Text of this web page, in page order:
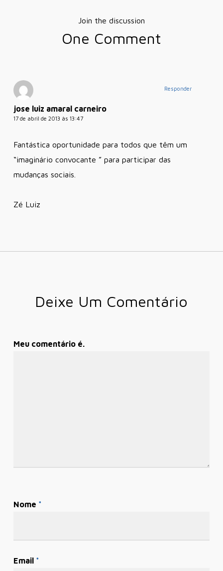
Join the discussion
One Comment
jose luiz amaral carneiro
17 de abril de 2013 às 13:47
Fantástica oportunidade para todos que têm um
“imaginário convocante ” para participar das
mudanças sociais.
Zé Luiz
Responder
Deixe Um Comentário
Meu comentário é.
Nome *
Email *